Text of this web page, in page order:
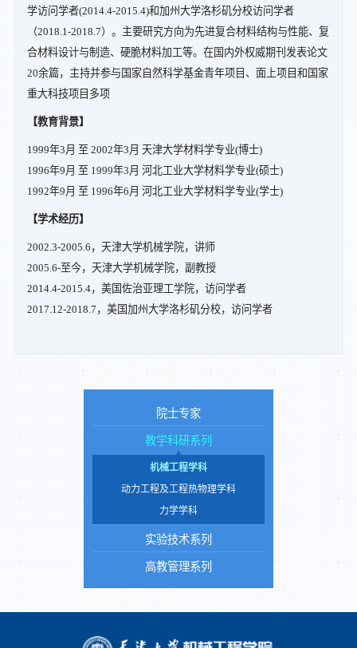
学访问学者(2014.4-2015.4)和加州大学洛杉矶分校访问学者
（2018.1-2018.7）。主要研究方向为先进复合材料结构与性能、复
合材料设计与制造、硬脆材料加工等。在国内外权威期刊发表论文
20余篇，主持并参与国家自然科学基金青年项目、面上项目和国家
重大科技项目多项
【教育背景】
1999年3月 至 2002年3月 天津大学材料学专业(博士)
1996年9月 至 1999年3月 河北工业大学材料学专业(硕士)
1992年9月 至 1996年6月 河北工业大学材料学专业(学士)
【学术经历】
2002.3-2005.6，天津大学机械学院，讲师
2005.6-至今，天津大学机械学院，副教授
2014.4-2015.4，美国佐治亚理工学院，访问学者
2017.12-2018.7，美国加州大学洛杉矶分校，访问学者
院士专家
教学科研系列
机械工程学科
动力工程及工程热物理学科
力学学科
实验技术系列
高教管理系列